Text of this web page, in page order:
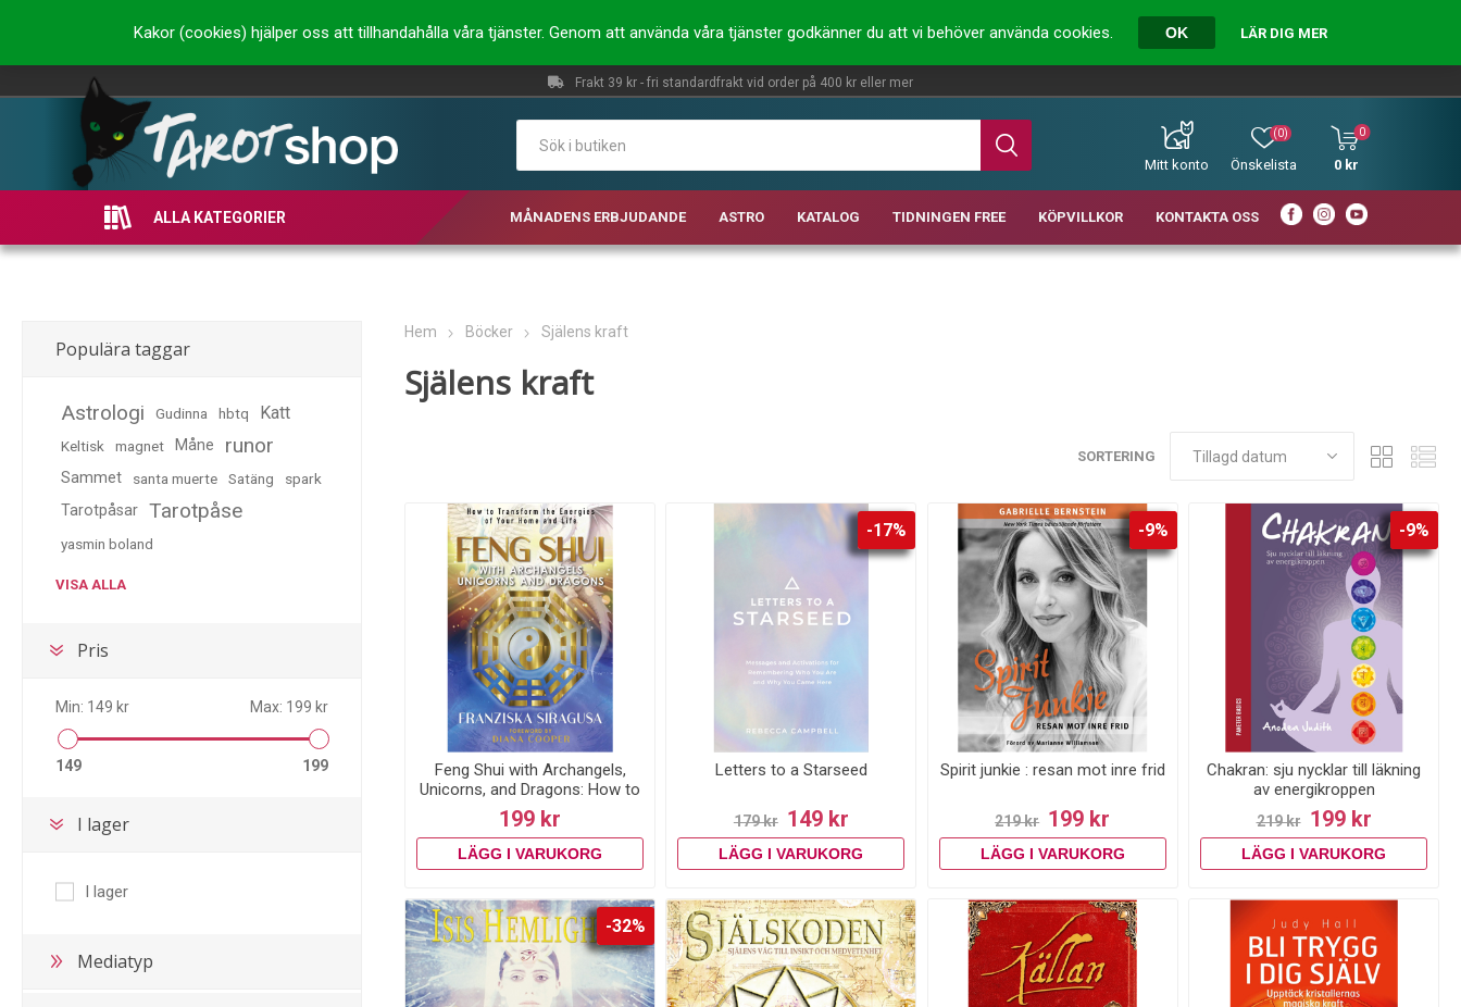
Kakor (cookies) hjälper oss att tillhandahålla våra tjänster. Genom att använda våra tjänster godkänner du att vi behöver använda cookies. OK LÄR DIG MER
Frakt 39 kr - fri standardfrakt vid order på 400 kr eller mer
Mitt konto Önskelista
(0) 0
0 kr
ALLA KATEGORIER MÅNADENS ERBJUDANDE ASTRO KATALOG TIDNINGEN FREE KÖPVILLKOR KONTAKTA OSS
Hem Böcker Själens kraft
Själens kraft
SORTERING
Feng Shui with Archangels,
Unicorns, and Dragons: How to
Transform the Energies of
Your Home and Life
199 kr
-17%
Letters to a Starseed
179 kr 149 kr
-9%
Spirit junkie : resan mot inre frid
219 kr 199 kr
-9%
Chakran: sju nycklar till läkning
av energikroppen
219 kr 199 kr
-32%
Populära taggar
Astrologi Gudinna hbtq Katt
Keltisk magnet Måne runor
Sammet santa muerte Satäng spark
Tarotpåsar Tarotpåse
yasmin boland
VISA ALLA
Pris
Min: 149 kr Max: 199 kr
149 199
I lager
I lager
Mediatyp